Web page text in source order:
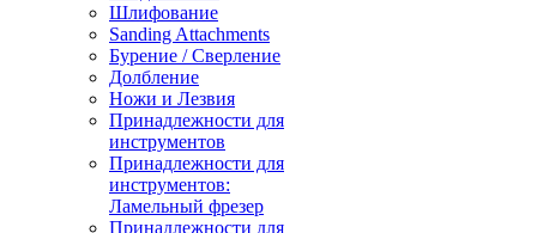
Шлифование
Sanding Attachments
Бурение / Сверление
Долбление
Ножи и Лезвия
Принадлежности для
инструментов
Принадлежности для
инструментов:
Ламельный фрезер
Принадлежности для